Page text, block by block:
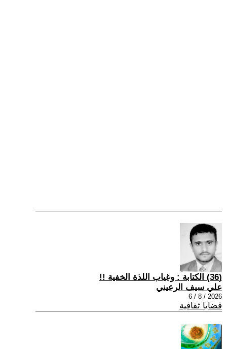
(36) الكتابة : وغياب اللذة الخفية !!
علي سيف الرعيني
2026 / 8 / 6
قضايا ثقافية